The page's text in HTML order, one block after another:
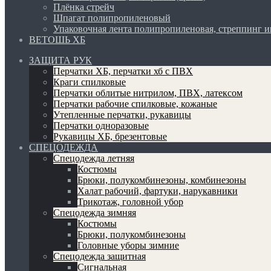
Плёнка стрейч
Шпагат полипропиленовый
Упаковочная лента полипропиленовая, стреппинг
ВЕТОШЬ ХБ
ЗАЩИТА РУК
Перчатки ХБ, перчатки хб с ПВХ
Краги спилковые
Перчатки облитые нитрилом, ПВХ, латексом
Перчатки рабочие спилковые, кожаные
Утепленные перчатки, рукавицы
Перчатки одноразовые
Рукавицы ХБ, брезентовые
СПЕЦОДЕЖДА
Спецодежда летняя
Костюмы
Брюки, полукомбинезоны, комбинезоны
Халат рабочий, фартуки, нарукавники
Трикотаж, головной убор
Спецодежда зимняя
Костюмы
Брюки, полукомбинезоны
Головные уборы зимние
Спецодежда защитная
Сигнальная